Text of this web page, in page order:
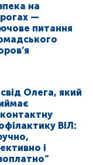
на
—
питання
Олега, який
ВІЛ:
і